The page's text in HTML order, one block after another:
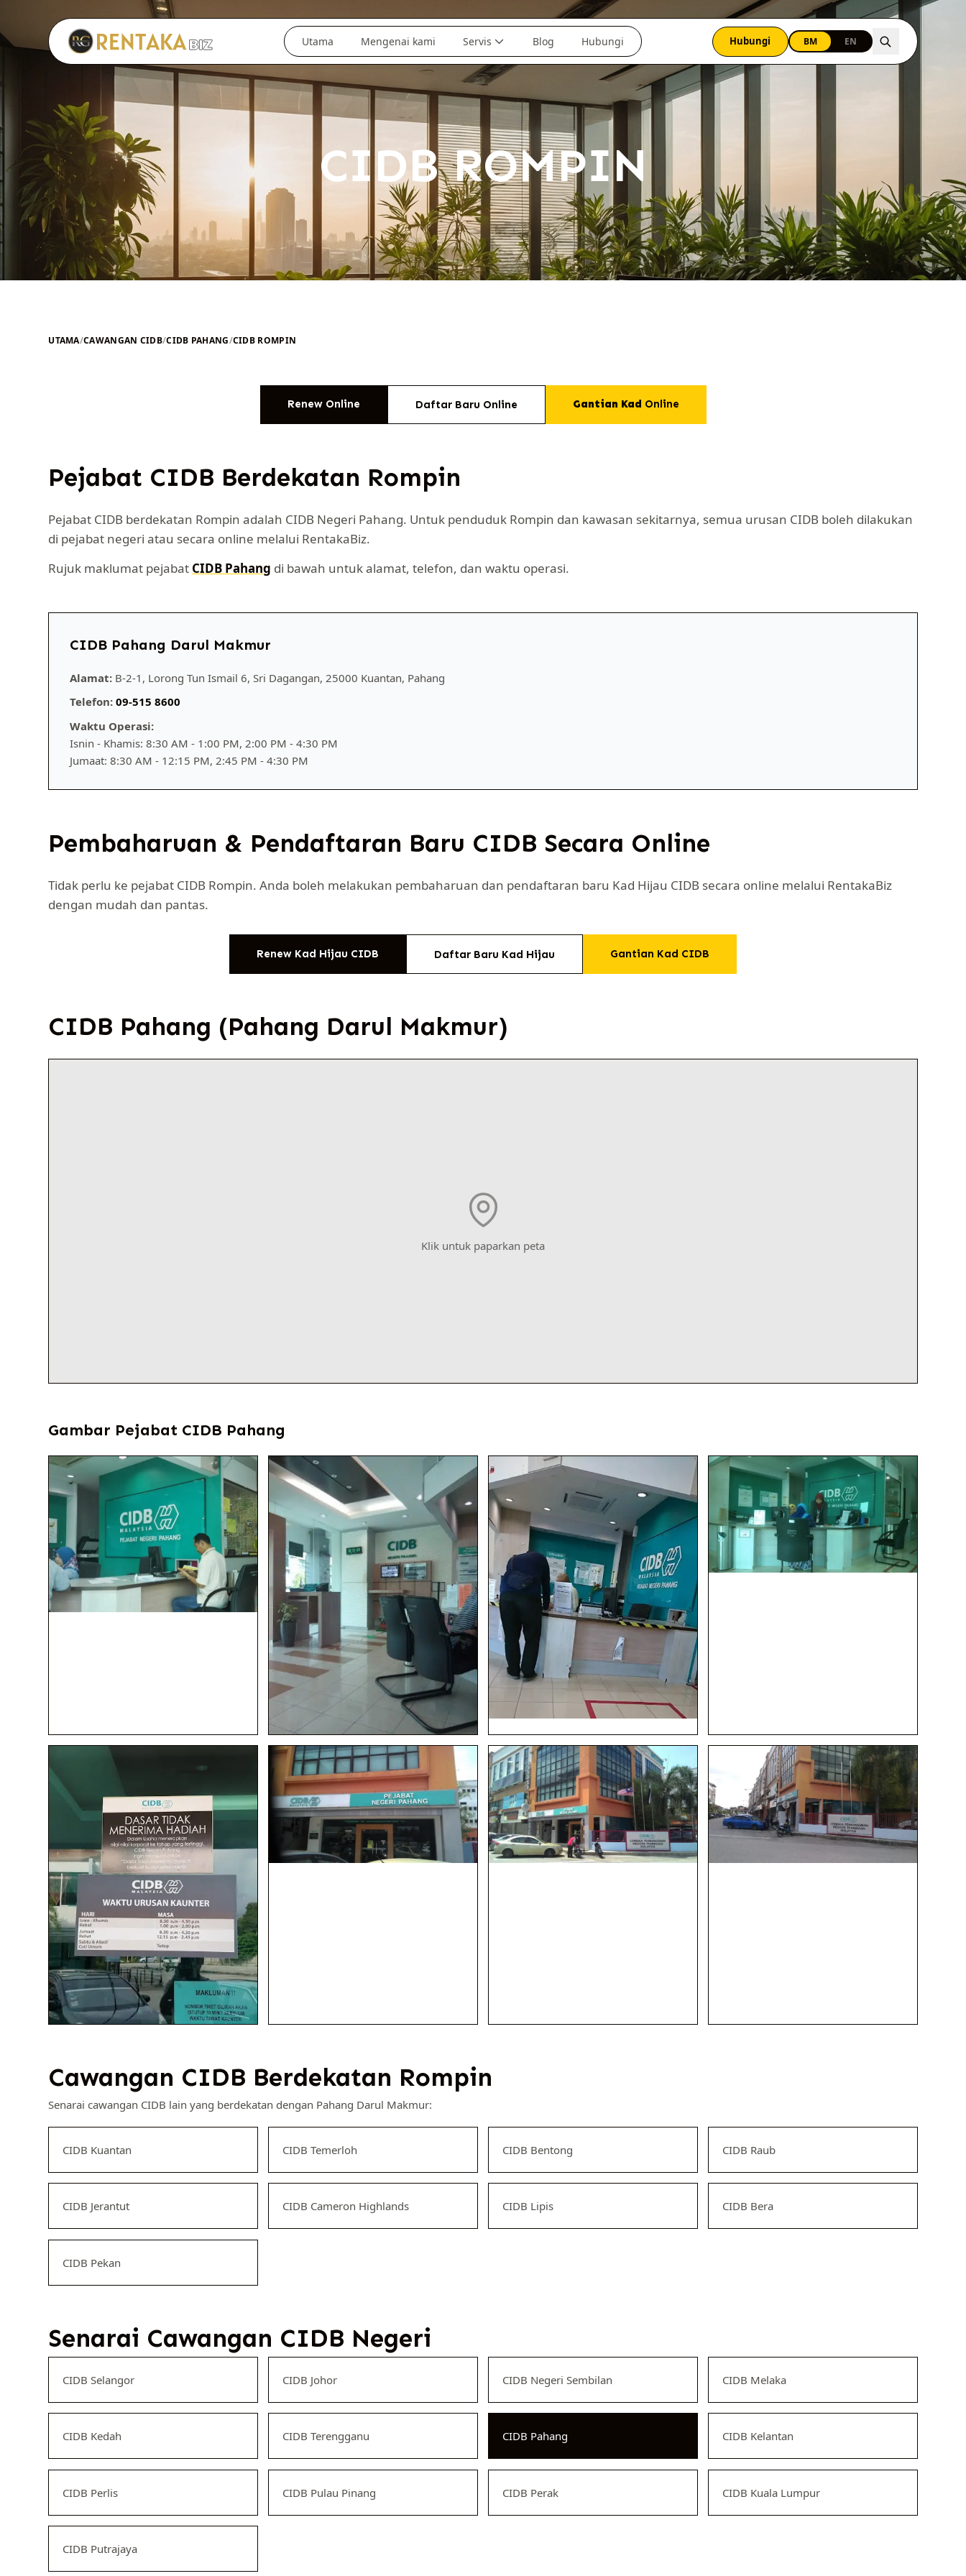
Langkau ke kandungan utama
Utama Mengenai kami Servis Blog Hubungi Hubungi BM EN
CIDB ROMPIN
UTAMA/CAWANGAN CIDB/CIDB PAHANG/CIDB ROMPIN
Renew Online Daftar Baru Online Gantian Kad Online
Pejabat CIDB Berdekatan Rompin
Pejabat CIDB berdekatan Rompin adalah CIDB Negeri Pahang. Untuk penduduk Rompin dan kawasan sekitarnya, semua urusan CIDB boleh dilakukan
di pejabat negeri atau secara online melalui RentakaBiz.
Rujuk maklumat pejabat CIDB Pahang di bawah untuk alamat, telefon, dan waktu operasi.
CIDB Pahang Darul Makmur
Alamat:B-2-1, Lorong Tun Ismail 6, Sri Dagangan, 25000 Kuantan, Pahang
Telefon: 09-515 8600
Waktu Operasi:
Isnin - Khamis: 8:30 AM - 1:00 PM, 2:00 PM - 4:30 PM
Jumaat: 8:30 AM - 12:15 PM, 2:45 PM - 4:30 PM
Pembaharuan & Pendaftaran Baru CIDB Secara Online
Tidak perlu ke pejabat CIDB Rompin. Anda boleh melakukan pembaharuan dan pendaftaran baru Kad Hijau CIDB secara online melalui RentakaBiz
dengan mudah dan pantas.
Renew Kad Hijau CIDB Daftar Baru Kad Hijau Gantian Kad CIDB
CIDB Pahang (Pahang Darul Makmur)
Klik untuk paparkan peta
Gambar Pejabat CIDB Pahang
Cawangan CIDB Berdekatan Rompin
Senarai cawangan CIDB lain yang berdekatan dengan Pahang Darul Makmur:
CIDB Kuantan CIDB Temerloh CIDB Bentong CIDB Raub
CIDB Jerantut CIDB Cameron Highlands CIDB Lipis CIDB Bera
CIDB Pekan
Senarai Cawangan CIDB Negeri
CIDB Selangor CIDB Johor CIDB Negeri Sembilan CIDB Melaka
CIDB Kedah CIDB Terengganu CIDB Pahang CIDB Kelantan
CIDB Perlis CIDB Pulau Pinang CIDB Perak CIDB Kuala Lumpur
CIDB Putrajaya